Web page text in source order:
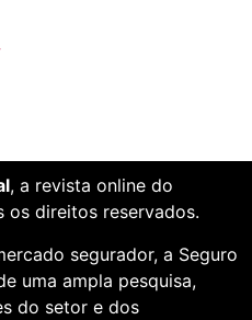
, a revista online do
os direitos reservados.
segurador, a Seguro
uma ampla pesquisa,
do setor e dos